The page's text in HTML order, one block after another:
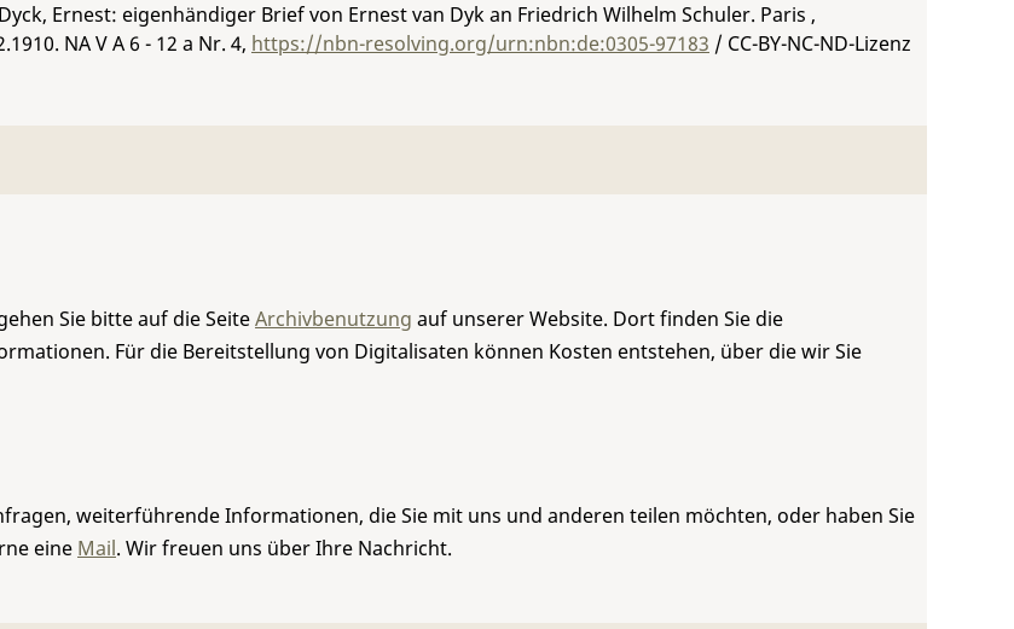
Ernest: eigenhändiger Brief von Ernest van Dyk an Friedrich Wilhelm Schuler. Paris ,
NA V A 6 - 12 a Nr. 4, https://nbn-resolving.org/urn:nbn:de:0305-97183 / CC-BY-NC-ND-Lizenz
Sie bitte auf die SeiteArchivbenutzung auf unserer Website. Dort finden Sie die
Für die Bereitstellung von Digitalisaten können Kosten entstehen, über die wir Sie
weiterführende Informationen, die Sie mit uns und anderen teilen möchten, oder haben Sie
eine Mail. Wir freuen uns über Ihre Nachricht.